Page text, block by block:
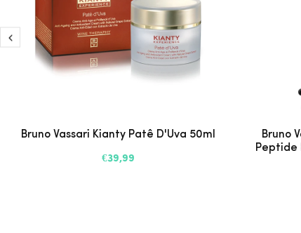
Bruno Vassari Kianty Patê D'Uva 50ml
€39,99
Bruno
Peptide